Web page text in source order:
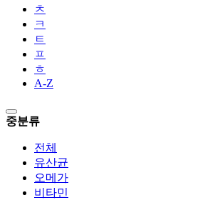
ㅊ
ㅋ
ㅌ
ㅍ
ㅎ
A-Z
중분류
전체
유산균
오메가
비타민